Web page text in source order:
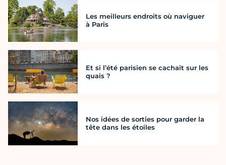
Les meilleurs endroits où naviguer
à Paris
Et si l’été parisien se cachait sur les
quais ?
Nos idées de sorties pour garder la
tête dans les étoiles